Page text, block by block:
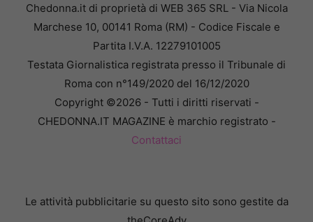
Chedonna.it di proprietà di WEB 365 SRL - Via Nicola
Marchese 10, 00141 Roma (RM) - Codice Fiscale e
Partita I.V.A. 12279101005
Testata Giornalistica registrata presso il Tribunale di
Roma con n°149/2020 del 16/12/2020
Copyright ©2026 - Tutti i diritti riservati -
CHEDONNA.IT MAGAZINE è marchio registrato -
Contattaci
Le attività pubblicitarie su questo sito sono gestite da